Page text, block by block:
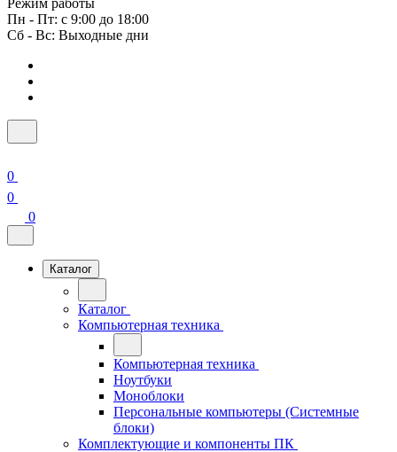
Режим работы
Пн - Пт: с 9:00 до 18:00
Сб - Вс: Выходные дни
0
0
0
Каталог
Каталог
Компьютерная техника
Компьютерная техника
Ноутбуки
Моноблоки
Персональные компьютеры (Системные
блоки)
Комплектующие и компоненты ПК